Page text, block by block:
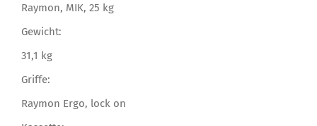
Raymon, MIK, 25 kg
Gewicht:
31,1 kg
Griffe:
Raymon Ergo, lock on